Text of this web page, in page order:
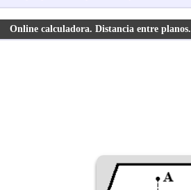
Online calculadora. Distancia entre planos.